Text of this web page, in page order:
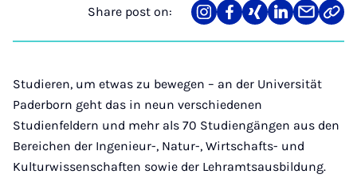
Share post on:
Share
on
Teilen
auf
Teilen
auf
Teilen
auf
Teilen
über
Mail
Link
Studieren, um etwas zu bewegen – an der Universität
Paderborn geht das in neun verschiedenen
Studienfeldern und mehr als 70 Studiengängen aus den
Bereichen der Ingenieur-, Natur-, Wirtschafts- und
Kulturwissenschaften sowie der Lehramtsausbildung.